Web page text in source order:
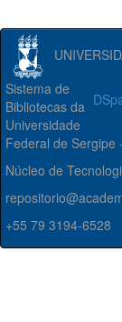
Sistema de
Bibliotecas da
Universidade
Federal de Sergipe
Núcleo de
+55 79 3194-6528